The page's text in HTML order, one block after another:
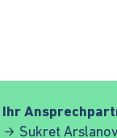
Ihr
Sukret